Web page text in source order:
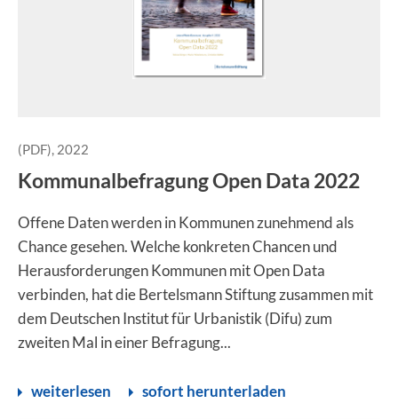
(PDF), 2022
Kommunalbefragung Open Data 2022
Offene Daten werden in Kommunen zunehmend als
Chance gesehen. Welche konkreten Chancen und
Herausforderungen Kommunen mit Open Data
verbinden, hat die Bertelsmann Stiftung zusammen mit
dem Deutschen Institut für Urbanistik (Difu) zum
zweiten Mal in einer Befragung...
weiterlesen sofort herunterladen